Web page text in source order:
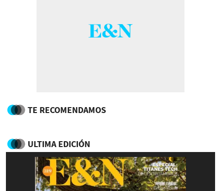
TE RECOMENDAMOS
ULTIMA EDICIÓN